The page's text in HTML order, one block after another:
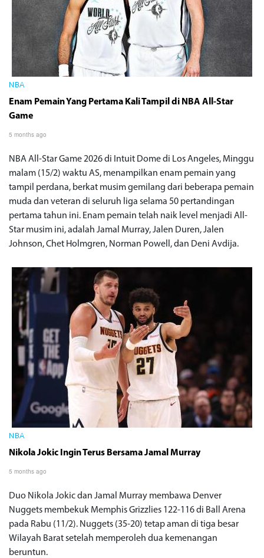
NBA
Enam Pemain Yang Pertama Kali Tampil di NBA All-Star
Game
5 months ago
NBA All-Star Game 2026 di Intuit Dome di Los Angeles, Minggu
malam (15/2) waktu AS, menampilkan enam pemain yang
tampil perdana, berkat musim gemilang dari beberapa pemain
muda dan veteran di seluruh liga selama 50 pertandingan
pertama tahun ini. Enam pemain telah naik level menjadi All-
Star musim ini, adalah Jamal Murray, Jalen Duren, Jalen
Johnson, Chet Holmgren, Norman Powell, dan Deni Avdija.
NBA
Nikola Jokic Ingin Terus Bersama Jamal Murray
5 months ago
Duo Nikola Jokic dan Jamal Murray membawa Denver
Nuggets membekuk Memphis Grizzlies 122-116 di Ball Arena
pada Rabu (11/2). Nuggets (35-20) tetap aman di tiga besar
Wilayah Barat setelah memperoleh dua kemenangan
beruntun.